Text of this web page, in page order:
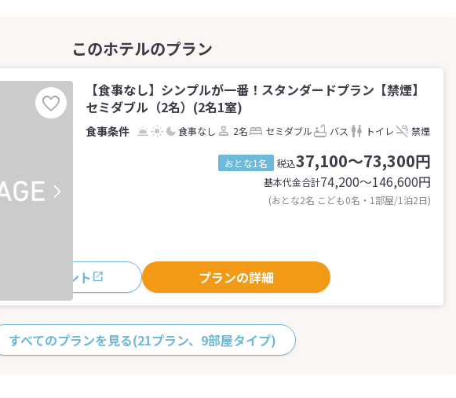
【食事なし】シンプルが一番！スタンダードプラン【禁煙】
セミダブル（2名）(2名1室)
食事なし 2名 セミダブル バス トイレ 禁煙
おとな1名 税込37,100～73,300円
基本代金合計74,200〜146,600円
(おとな2名 こども0名・1部屋/1泊2日)
おすすめポイント プランの詳細
すべてのプランを見る(21プラン、9部屋タイプ)